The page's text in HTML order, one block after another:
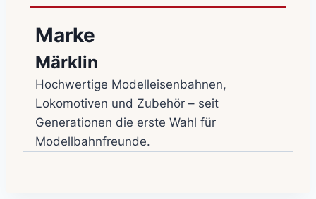
Marke
Märklin
Hochwertige Modelleisenbahnen,
Lokomotiven und Zubehör – seit
Generationen die erste Wahl für
Modellbahnfreunde.